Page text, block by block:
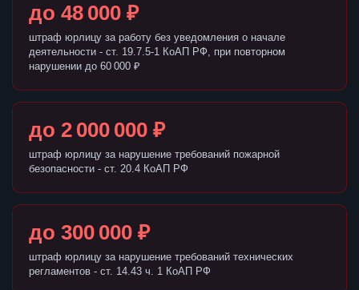
до 48 000 ₽
штраф юрлицу за работу без уведомления о начале
деятельности - ст. 19.7.5-1 КоАП РФ, при повторном
нарушении до 60 000 ₽
до 2 000 000 ₽
штраф юрлицу за нарушение требований пожарной
безопасности - ст. 20.4 КоАП РФ
до 300 000 ₽
штраф юрлицу за нарушение требований технических
регламентов - ст. 14.43 ч. 1 КоАП РФ